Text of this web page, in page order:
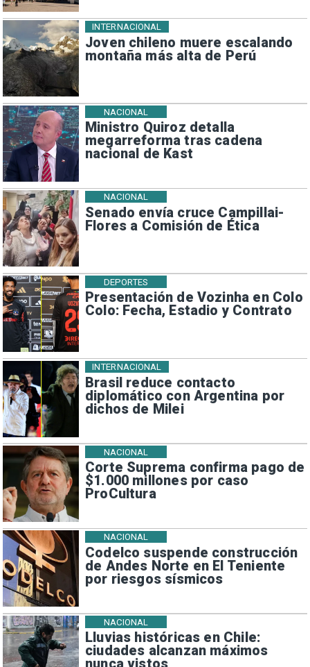
Joven chileno muere escalando
montaña más alta de Perú
INTERNACIONAL
Ministro Quiroz detalla
megarreforma tras cadena
nacional de Kast
NACIONAL
Senado envía cruce Campillai-
Flores a Comisión de Ética
NACIONAL
Presentación de Vozinha en Colo
Colo: Fecha, Estadio y Contrato
DEPORTES
Brasil reduce contacto
diplomático con Argentina por
dichos de Milei
INTERNACIONAL
Corte Suprema confirma pago de
$1.000 millones por caso
ProCultura
NACIONAL
Codelco suspende construcción
de Andes Norte en El Teniente
por riesgos sísmicos
NACIONAL
Lluvias históricas en Chile:
ciudades alcanzan máximos
NACIONAL